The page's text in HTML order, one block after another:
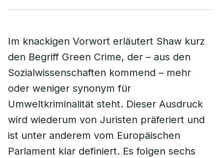
Im knackigen Vorwort erläutert Shaw kurz
den Begriff Green Crime, der – aus den
Sozialwissenschaften kommend – mehr
oder weniger synonym für
Umweltkriminalität steht. Dieser Ausdruck
wird wiederum von Juristen präferiert und
ist unter anderem vom Europäischen
Parlament klar definiert. Es folgen sechs